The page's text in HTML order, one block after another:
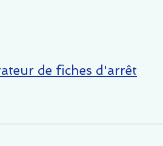
de fiches d'arrêt